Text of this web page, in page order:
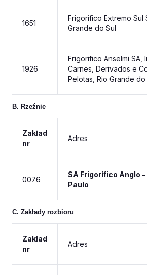
1651
Frigorifico Extremo Sul
Grande do Sul
1926
Frigorifico Anselmi SA,
Carnes, Derivados e
Pelotas, Rio Grande do
B. Rzeźnie
Zakład
nr
Adres
0076
SA Frigorífico Anglo
Paulo
C. Zakłady rozbioru
Zakład
nr
Adres